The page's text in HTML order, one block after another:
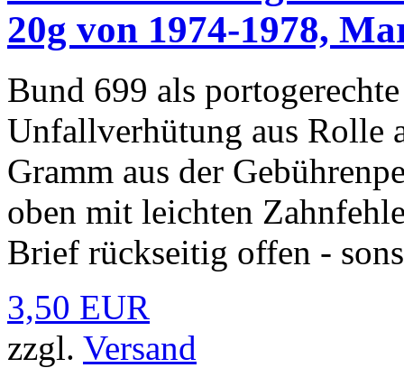
20g von 1974-1978,
Bund 699 als
Unfallverhütung aus Rolle
Gramm aus der
oben mit leichten
Brief rückseitig offen -
3,50 EUR
zzgl. Versand